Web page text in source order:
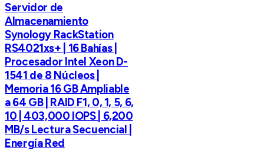
Servidor de
Almacenamiento
Synology RackStation
RS4021xs+ | 16 Bahías |
Procesador Intel Xeon D-
1541 de 8 Núcleos |
Memoria 16 GB Ampliable
a 64 GB | RAID F1, 0, 1, 5, 6,
10 | 403,000 IOPS | 6,200
MB/s Lectura Secuencial |
Energía Red